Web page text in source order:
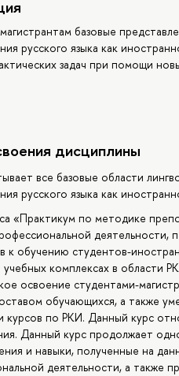
базовые
русского языка как
задач при помощи
дисциплины
все базовые области
русского языка как
«Практикум по методике
деятельности,
к обучению студентов-
учебных комплексах в области
освоение студентами-
обучающихся, а также
курсов по РКИ. Данный курс
Данный курс продолжает
и навыки, полученные на
деятельности, а также